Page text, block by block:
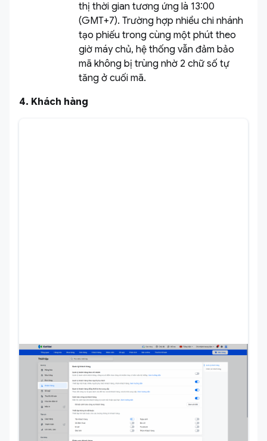
thị thời gian tương ứng là 13:00
(GMT+7). Trường hợp nhiều chi nhánh
tạo phiếu trong cùng một phút theo
giờ máy chủ, hệ thống vẫn đảm bảo
mã không bị trùng nhờ 2 chữ số tự
tăng ở cuối mã.
4. Khách hàng